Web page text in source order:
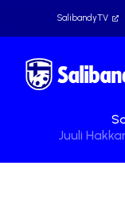
SalibandyTV
Juuli